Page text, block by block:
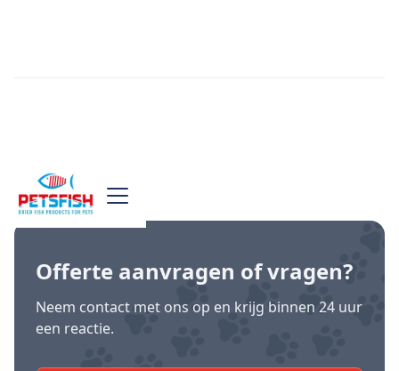
Offerte aanvragen of vragen?
Neem contact met ons op en krijg binnen 24 uur
een reactie.